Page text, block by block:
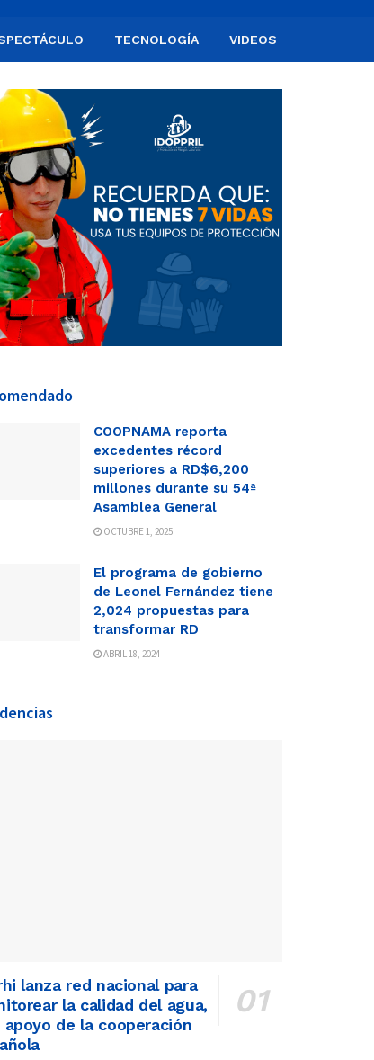
TECNOLOGÍA VIDEOS
COOPNAMA reporta
excedentes récord
superiores a RD$6,200
millones durante su 54ª
Asamblea General
OCTUBRE 1, 2025
El programa de gobierno
de Leonel Fernández tiene
2,024 propuestas para
transformar RD
ABRIL 18, 2024
lanza red nacional para
la calidad del agua,
apoyo de la cooperación